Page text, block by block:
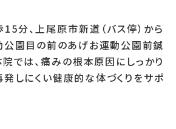
分、上尾原市新道（バス停）から
公園目の前のあげお運動公園前鍼
では、痛みの根本原因にしっかり
発しにくい健康的な体づくりをサポ